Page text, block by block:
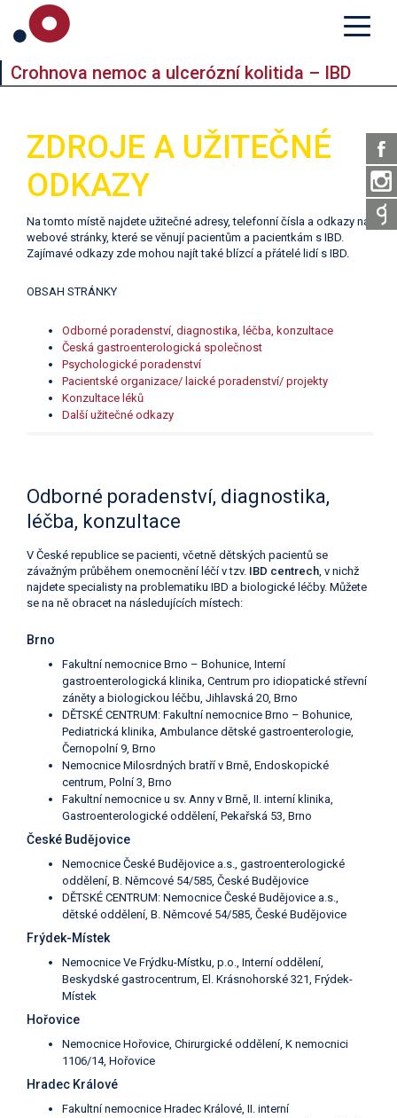
Crohnova nemoc a ulcerózní kolitida – IBD
ZDROJE A UŽITEČNÉ
ODKAZY
Na tomto místě najdete užitečné adresy, telefonní čísla a odkazy na
webové stránky, které se věnují pacientům a pacientkám s IBD.
Zajímavé odkazy zde mohou najít také blízcí a přátelé lidí s IBD.
OBSAH STRÁNKY
Odborné poradenství, diagnostika, léčba, konzultace
Česká gastroenterologická společnost
Psychologické poradenství
Pacientské organizace/ laické poradenství/ projekty
Konzultace léků
Další užitečné odkazy
Odborné poradenství, diagnostika,
léčba, konzultace
V České republice se pacienti, včetně dětských pacientů se
závažným průběhem onemocnění léčí v tzv. IBD centrech, v nichž
najdete specialisty na problematiku IBD a biologické léčby. Můžete
se na ně obracet na následujících místech:
Brno
Fakultní nemocnice Brno – Bohunice, Interní
gastroenterologická klinika, Centrum pro idiopatické střevní
záněty a biologickou léčbu, Jihlavská 20, Brno
DĚTSKÉ CENTRUM: Fakultní nemocnice Brno – Bohunice,
Pediatrická klinika, Ambulance dětské gastroenterologie,
Černopolní 9, Brno
Nemocnice Milosrdných bratří v Brně, Endoskopické
centrum, Polní 3, Brno
Fakultní nemocnice u sv. Anny v Brně, II. interní klinika,
Gastroenterologické oddělení, Pekařská 53, Brno
České Budějovice
Nemocnice České Budějovice a.s., gastroenterologické
oddělení, B. Němcové 54/585, České Budějovice
DĚTSKÉ CENTRUM: Nemocnice České Budějovice a.s.,
dětské oddělení, B. Němcové 54/585, České Budějovice
Frýdek-Místek
Nemocnice Ve Frýdku-Místku, p.o., Interní oddělení,
Beskydské gastrocentrum, El. Krásnohorské 321, Frýdek-
Místek
Hořovice
Nemocnice Hořovice, Chirurgické oddělení, K nemocnici
1106/14, Hořovice
Hradec Králové
Fakultní nemocnice Hradec Králové, II. interní